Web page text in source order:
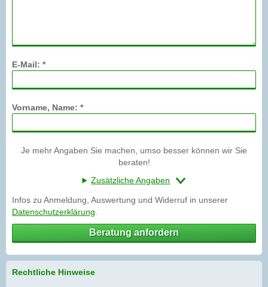
E-Mail: *
Vorname, Name: *
Je mehr Angaben Sie machen, umso besser können wir Sie
beraten!
Zusätzliche Angaben
Infos zu Anmeldung, Auswertung und Widerruf in unserer
Datenschutzerklärung
Beratung anfordern
Rechtliche Hinweise